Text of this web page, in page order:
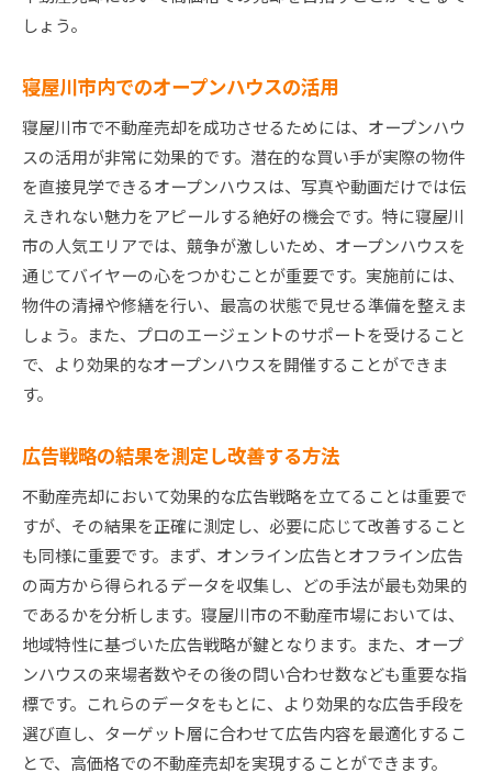
しょう。
寝屋川市内でのオープンハウスの活用
寝屋川市で不動産売却を成功させるためには、オープンハウ
スの活用が非常に効果的です。潜在的な買い手が実際の物件
を直接見学できるオープンハウスは、写真や動画だけでは伝
えきれない魅力をアピールする絶好の機会です。特に寝屋川
市の人気エリアでは、競争が激しいため、オープンハウスを
通じてバイヤーの心をつかむことが重要です。実施前には、
物件の清掃や修繕を行い、最高の状態で見せる準備を整えま
しょう。また、プロのエージェントのサポートを受けること
で、より効果的なオープンハウスを開催することができま
す。
広告戦略の結果を測定し改善する方法
不動産売却において効果的な広告戦略を立てることは重要で
すが、その結果を正確に測定し、必要に応じて改善すること
も同様に重要です。まず、オンライン広告とオフライン広告
の両方から得られるデータを収集し、どの手法が最も効果的
であるかを分析します。寝屋川市の不動産市場においては、
地域特性に基づいた広告戦略が鍵となります。また、オープ
ンハウスの来場者数やその後の問い合わせ数なども重要な指
標です。これらのデータをもとに、より効果的な広告手段を
選び直し、ターゲット層に合わせて広告内容を最適化するこ
とで、高価格での不動産売却を実現することができます。